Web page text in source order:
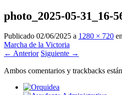
photo_2025-05-31_16-
Publicado 02/06/2025 a 1280 × 720
Marcha de la Victoria
← Anterior Siguiente →
Ambos comentarios y trackbacks